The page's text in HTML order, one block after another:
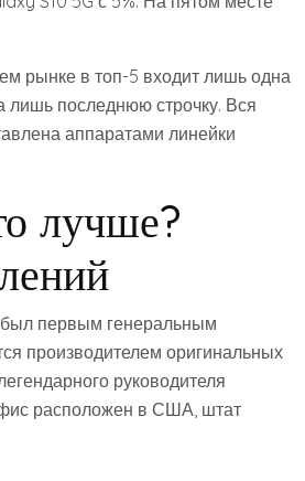
рынке в топ-5 входит лишь одна
лишь последнюю строчку. Вся
аппаратами линейки
лучше?
первым генеральным
производителем оригинальных
руководителя
расположен в США, штат